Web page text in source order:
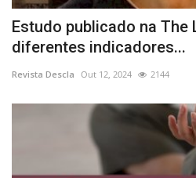
Estudo publicado na The
diferentes indicadores...
Revista Descla Out 12, 2024 2144